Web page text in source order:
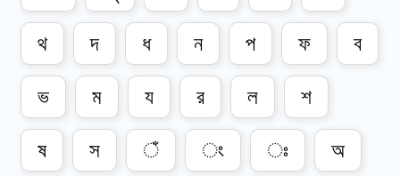
থ দ ধ ন প ফ ব
ভ ম য র ল শ
ষ স ঁ ং ঃ অ